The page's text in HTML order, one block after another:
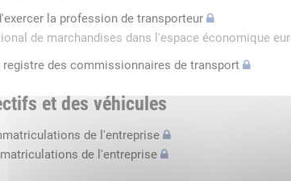
la profession de transporteur
de marchandises dans l'espace économique
des commissionnaires de transport
et des véhicules
de l'entreprise
de l'entreprise